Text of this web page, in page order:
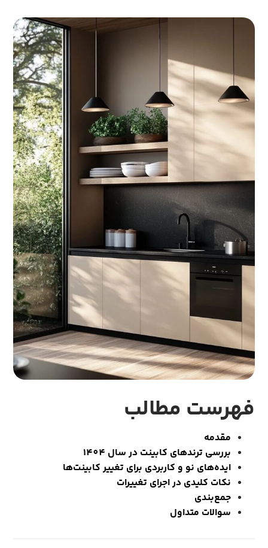
فهرست مطالب
مقدمه
بررسی ترندهای کابینت در سال 1404
ایده‌های نو و کاربردی برای تغییر کابینت‌ها
نکات کلیدی در اجرای تغییرات
جمع‌بندی
سوالات متداول